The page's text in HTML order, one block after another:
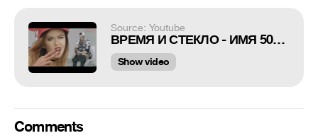
Source: Youtube
ВРЕМЯ И СТЕКЛО - ИМЯ 505 vs Сыендук (СЛОВОБЛУД)
Show video
Comments